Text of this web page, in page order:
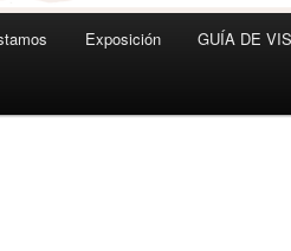
Exposición GUÍA DE